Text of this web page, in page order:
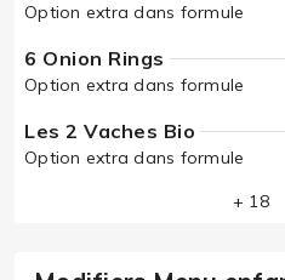
Option extra dans formule
6 Onion Rings
Option extra dans formule
Les 2 Vaches Bio
Option extra dans formule
+ 18